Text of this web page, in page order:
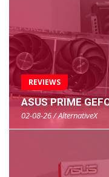
REVIEWS
ASUS PRIME
02-08-26 / AlternativeX